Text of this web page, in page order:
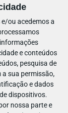
ou acedemos a
e conteúdos
pesquisa de
a sua permissão,
e dados
dispositivos.
nossa parte e
17